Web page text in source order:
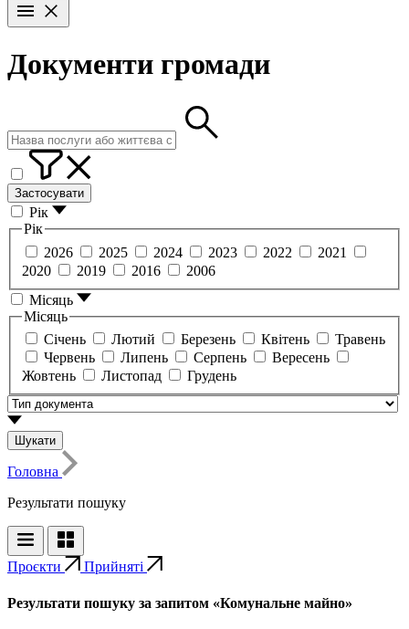
Документи громади
Застосувати
Рік
Рік
2026
2025 2024 2023 2022
2021
2020
2019 2016
2006
Місяць
Місяць
Січень
Лютий Березень Квітень
Травень
Червень
Липень Серпень
Вересень
Жовтень
Листопад Грудень
Шукати
Головна
Результати пошуку
Проєкти Прийняті
Результати пошуку за запитом «Комунальне майно»